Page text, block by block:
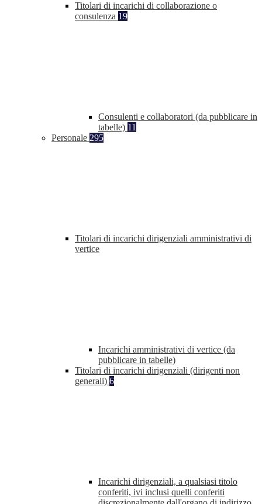
Titolari di incarichi di collaborazione o
consulenza 19
Consulenti e collaboratori (da pubblicare in
tabelle) 11
Personale 295
Titolari di incarichi dirigenziali amministrativi di
vertice
Incarichi amministrativi di vertice (da
pubblicare in tabelle)
Titolari di incarichi dirigenziali (dirigenti non
generali) 6
Incarichi dirigenziali, a qualsiasi titolo
conferiti, ivi inclusi quelli conferiti